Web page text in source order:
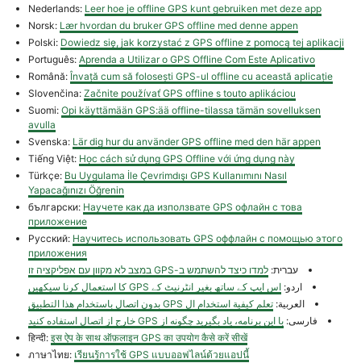
Nederlands: Leer hoe je offline GPS kunt gebruiken met deze app
Norsk: Lær hvordan du bruker GPS offline med denne appen
Polski: Dowiedz się, jak korzystać z GPS offline z pomocą tej aplikacji
Português: Aprenda a Utilizar o GPS Offline Com Este Aplicativo
Română: Învață cum să folosești GPS-ul offline cu această aplicație
Slovenčina: Začnite používať GPS offline s touto aplikáciou
Suomi: Opi käyttämään GPS:ää offline-tilassa tämän sovelluksen
avulla
Svenska: Lär dig hur du använder GPS offline med den här appen
Tiếng Việt: Học cách sử dụng GPS Offline với ứng dụng này
Türkçe: Bu Uygulama İle Çevrimdışı GPS Kullanımını Nasıl
Yapacağınızı Öğrenin
български: Научете как да използвате GPS офлайн с това
приложение
Русский: Научитесь использовать GPS оффлайн с помощью этого
приложения
עברית: למדו כיצד להשתמש ב-GPS במצב לא מקוון עם אפליקציה זו
اردو: اس ایپ کے ساتھ بغیر انٹرنیٹ کے GPS کا استعمال کرنا سیکھیں
العربية: تعلم كيفية استخدام ال GPS بدون اتصال باستخدام هذا التطبيق
فارسی: با این برنامه، یاد بگیرید چگونه از GPS خارج از اتصال استفاده کنید
हिन्दी: इस ऐप के साथ ऑफ़लाइन GPS का उपयोग कैसे करें सीखें
ภาษาไทย: เรียนรู้การใช้ GPS แบบออฟไลน์ด้วยแอปนี้